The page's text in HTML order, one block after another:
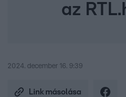
az
2024. december 16. 9:39
Link másolása